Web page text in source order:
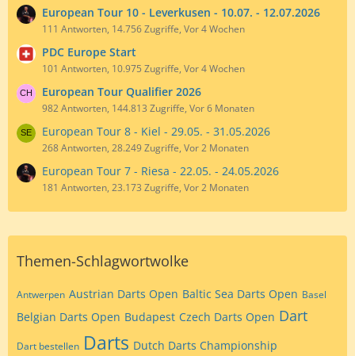
European Tour 10 - Leverkusen - 10.07. - 12.07.2026
111 Antworten, 14.756 Zugriffe, Vor 4 Wochen
PDC Europe Start
101 Antworten, 10.975 Zugriffe, Vor 4 Wochen
European Tour Qualifier 2026
982 Antworten, 144.813 Zugriffe, Vor 6 Monaten
European Tour 8 - Kiel - 29.05. - 31.05.2026
268 Antworten, 28.249 Zugriffe, Vor 2 Monaten
European Tour 7 - Riesa - 22.05. - 24.05.2026
181 Antworten, 23.173 Zugriffe, Vor 2 Monaten
Themen-Schlagwortwolke
Antwerpen Austrian Darts Open Baltic Sea Darts Open Basel
Belgian Darts Open Budapest Czech Darts Open Dart
Dart bestellen Darts Dutch Darts Championship